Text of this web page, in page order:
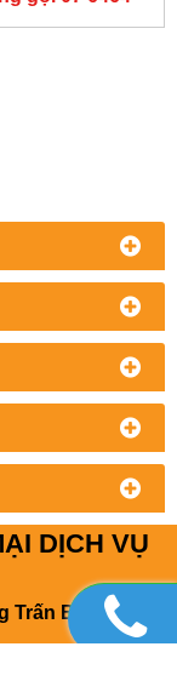
L1000
9556
DỊCH VỤ
Trấn Biên,